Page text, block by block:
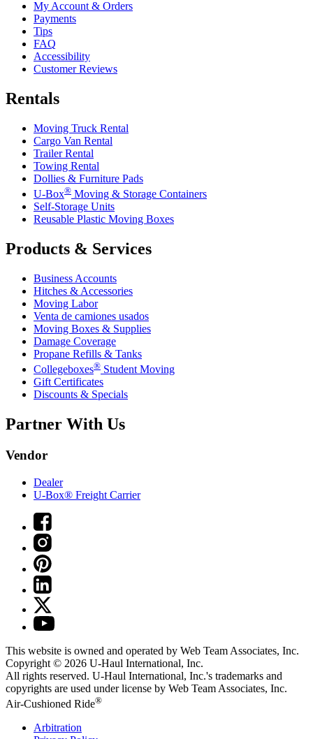
My Account & Orders
Payments
Tips
FAQ
Accessibility
Customer Reviews
Rentals
Moving Truck Rental
Cargo Van Rental
Trailer Rental
Towing Rental
Dollies & Furniture Pads
U-Box® Moving & Storage Containers
Self-Storage Units
Reusable Plastic Moving Boxes
Products & Services
Business Accounts
Hitches & Accessories
Moving Labor
Venta de camiones usados
Moving Boxes & Supplies
Damage Coverage
Propane Refills & Tanks
Collegeboxes® Student Moving
Gift Certificates
Discounts & Specials
Partner With Us
Vendor
Dealer
U-Box® Freight Carrier
This website is owned and operated by Web Team Associates, Inc.
Copyright © 2026 U-Haul International, Inc.
All rights reserved. U-Haul International, Inc.'s trademarks and
copyrights are used under license by Web Team Associates, Inc.
Air-Cushioned Ride®
Arbitration